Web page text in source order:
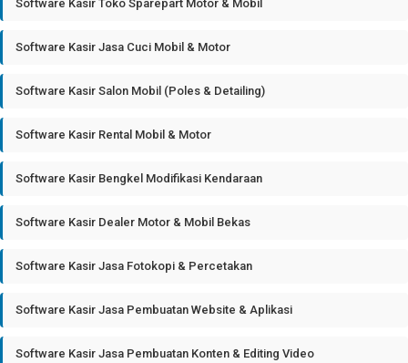
Software Kasir Toko Sparepart Motor & Mobil
Software Kasir Jasa Cuci Mobil & Motor
Software Kasir Salon Mobil (Poles & Detailing)
Software Kasir Rental Mobil & Motor
Software Kasir Bengkel Modifikasi Kendaraan
Software Kasir Dealer Motor & Mobil Bekas
Software Kasir Jasa Fotokopi & Percetakan
Software Kasir Jasa Pembuatan Website & Aplikasi
Software Kasir Jasa Pembuatan Konten & Editing Video